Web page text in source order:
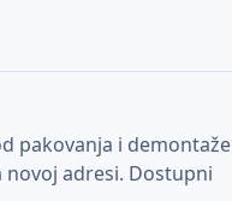
pakovanja i demontaže
adresi. Dostupni